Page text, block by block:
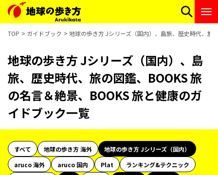
TOP ガイドブック 地球の歩き方 Jシリーズ（国内）、島旅、歴史時代、旅
地球の歩き方 Jシリーズ（国内）、島
旅、歴史時代、旅の図鑑、BOOKS 旅
の名言＆絶景、BOOKS 旅と健康のガ
イドブック一覧
すべて 地球の歩き方 海外
地球の歩き方 Jシリーズ（国内）
aruco 海外
aruco 国内 Plat
ランキング&テクニック